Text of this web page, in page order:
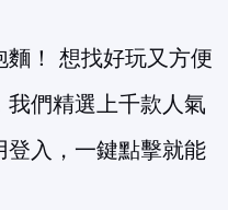
！ 想找好玩又方便
們精選上千款人氣
登入，一鍵點擊就能